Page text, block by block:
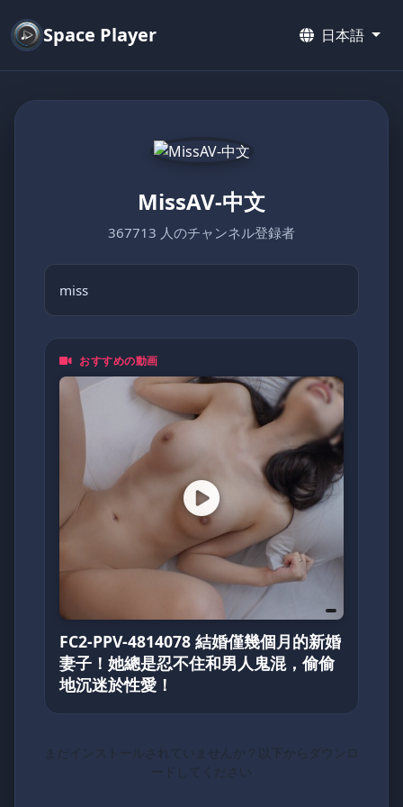
Space Player 日本語
MissAV-中文
367713 人のチャンネル登録者
miss
おすすめの動画
FC2-PPV-4814078 結婚僅幾個月的新婚
妻子！她總是忍不住和男人鬼混，偷偷
地沉迷於性愛！
まだインストールされていませんか？以下からダウンロ
ードしてください